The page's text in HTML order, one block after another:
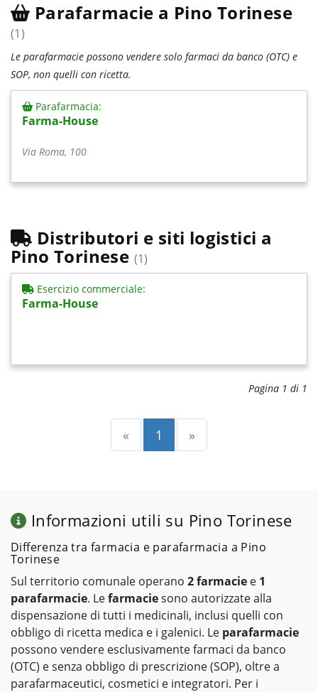
Parafarmacie a Pino Torinese
(1)
Le parafarmacie possono vendere solo farmaci da banco (OTC) e
SOP, non quelli con ricetta.
Parafarmacia:
Farma-House
Via Roma, 100
Distributori e siti logistici a
Pino Torinese (1)
Esercizio commerciale:
Farma-House
Pagina 1 di 1
« Precedente
1 (current)
»
Informazioni utili su Pino Torinese
Differenza tra farmacia e parafarmacia a Pino
Torinese
Sul territorio comunale operano 2 farmacie e 1
parafarmacie. Lefarmaciesono autorizzate alla
dispensazione di tutti i medicinali, inclusi quelli con
obbligo di ricetta medica e i galenici. Le parafarmacie
possono vendere esclusivamente farmaci da banco
(OTC) e senza obbligo di prescrizione (SOP), oltre a
parafarmaceutici, cosmetici e integratori. Per i